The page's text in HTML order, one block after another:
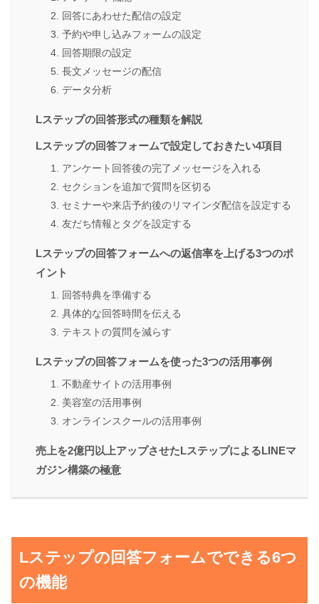
2. 回答にあわせた配信の設定
3. 予約や申し込みフォームの設定
4. 回答期限の設定
5. 長文メッセージの配信
6. データ分析
Lステップの回答形式の種類を解説
Lステップの回答フォームで設定しておきたい4項目
1. アンケート回答後の完了メッセージを入れる
2. セクションを追加で質問を区切る
3. セミナーや来店予約後のリマインダ配信を設定する
4. 友だち情報とタグを設定する
Lステップの回答フォームへの返信率を上げる3つのポ
イント
1. 回答特典を準備する
2. 具体的な回答時間を伝える
3. テキストの質問を減らす
Lステップの回答フォームを使った3つの活用事例
1. 不動産サイトの活用事例
2. 美容室の活用事例
3. オンラインスクールの活用事例
売上を2億円以上アップさせたLステップによるLINEマ
ガジン構築の極意
Lステップの回答フォームでできる6つ
の機能